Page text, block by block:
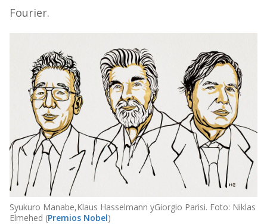
Fourier.
Syukuro Manabe,Klaus Hasselmann yGiorgio Parisi. Foto: Niklas
Elmehed (Premios Nobel)